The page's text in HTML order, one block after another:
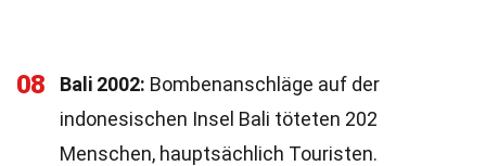
08 Bali 2002: Bombenanschläge auf der
indonesischen Insel Bali töteten 202
Menschen, hauptsächlich Touristen.